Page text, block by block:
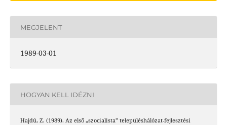
MEGJELENT
1989-03-01
HOGYAN KELL IDÉZNI
Hajdú, Z. (1989). Az első „szocialista” településhálózat-fejlesztési